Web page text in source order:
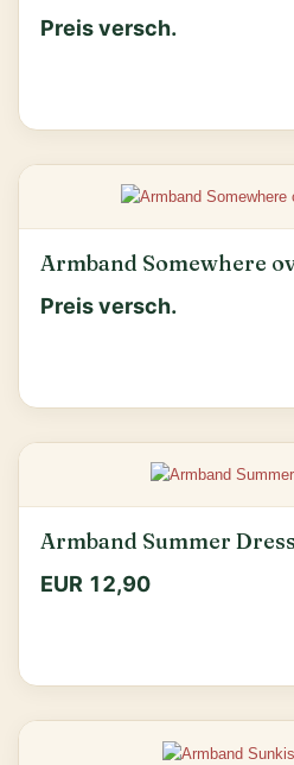
Preis versch.
Armband Somewhere
Preis versch.
Armband Summer
EUR 12,90